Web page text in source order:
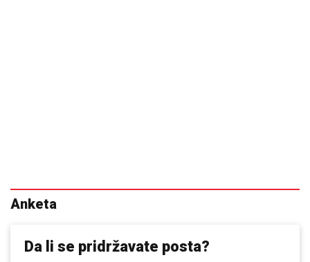
Anketa
Da li se pridržavate posta?